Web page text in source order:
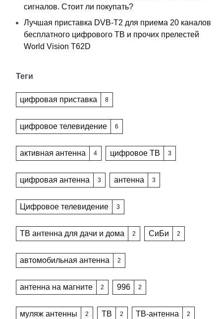
сигналов. Стоит ли покупать?
Лучшая приставка DVB-T2 для приема 20 каналов
бесплатного цифрового ТВ и прочих прелестей
World Vision T62D
Теги
цифровая приставка 8
цифровое телевидение 6
активная антенна 4 цифровое ТВ 3
цифровая антенна 3 антенна 3
Цифровое телевидение 3
ТВ антенна для дачи и дома 2 СиБи 2
автомобильная антенна 2
антенна на магните 2 996 2
муляж антенны 2 ТВ 2 ТВ-антенна 2